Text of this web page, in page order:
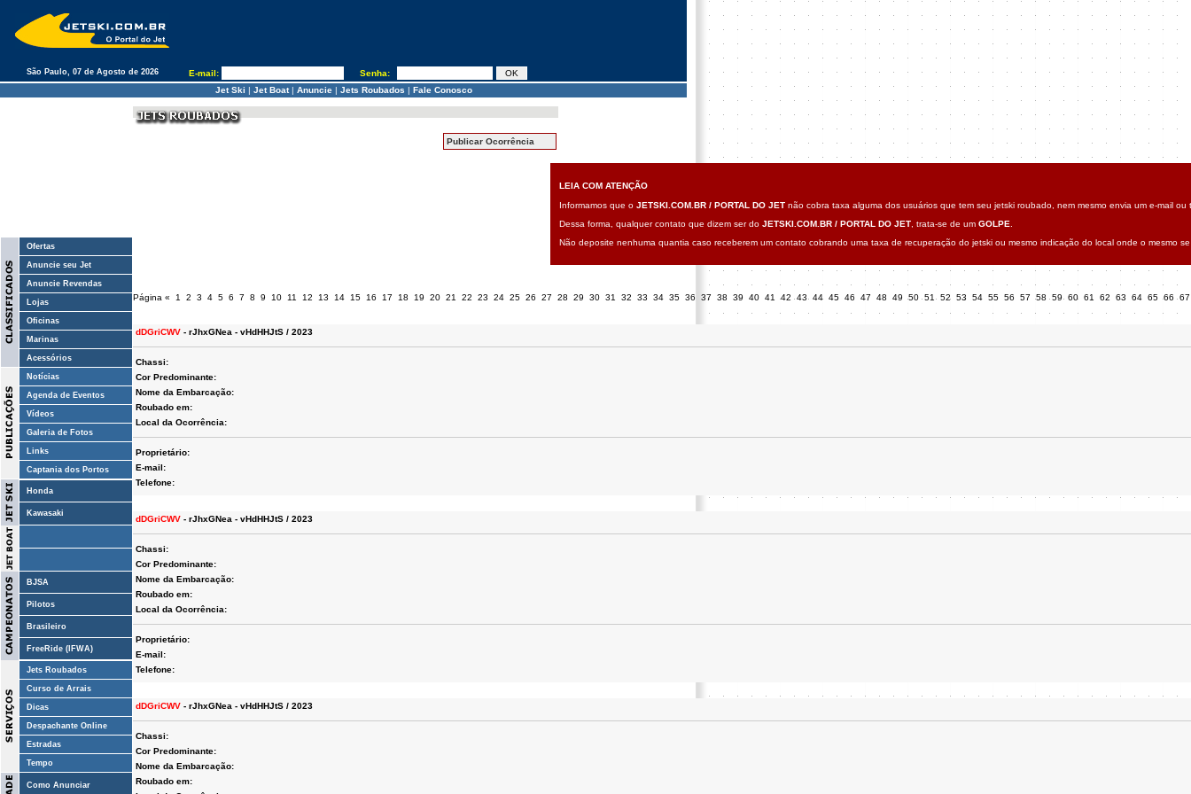
São Paulo, 07 de Agosto de 2026 E-mail:
Senha:
Jet Ski | Jet Boat| Anuncie| Jets Roubados | Fale Conosco
Ofertas
Anuncie seu Jet
Anuncie Revendas
Lojas
Oficinas
Marinas
Acessórios
Notícias
Agenda de Eventos
Vídeos
Galeria de Fotos
Links
Captania dos Portos
Honda
Kawasaki
BJSA
Pilotos
Brasileiro
FreeRide (IFWA)
Jets Roubados
Curso de Arrais
Dicas
Despachante Online
Estradas
Tempo
Como Anunciar
Publicar Ocorrência
LEIA COM ATENÇÃO
Informamos que o JETSKI.COM.BR / PORTAL DO JETnão cobra taxa alguma dos usuários que tem seu jetski roubado, nem mesmo envia um e-mail
Dessa forma, qualquer contato que dizem ser do JETSKI.COM.BR / PORTAL DO JET, trata-se de um GOLPE
Não deposite nenhuma quantia caso receberem um contato cobrando uma taxa de recuperação do jetski ou mesmo indicação do local onde o mesmo
Página « 1 2 3 4 5 6 7 8 9 10 11 12 13 14 15 16 17 18 19 20 21 22 23 24 25 26 27 28 29 30 31 32 33 34 35 36 37 38 39 40 41 42 43 44 45 46 47 48 49 50 51 52 53 54 55 56 57 58 59 60 61 62 63 64 65 66
dDGriCWV - rJhxGNea - vHdHHJtS / 2023
Chassi:
Cor Predominante:
Nome da Embarcação:
Roubado em:
Local da Ocorrência:
Proprietário:
E-mail:
Telefone:
dDGriCWV - rJhxGNea - vHdHHJtS / 2023
Chassi:
Cor Predominante:
Nome da Embarcação:
Roubado em:
Local da Ocorrência:
Proprietário:
E-mail:
Telefone:
dDGriCWV - rJhxGNea - vHdHHJtS / 2023
Chassi:
Cor Predominante:
Nome da Embarcação:
Roubado em: